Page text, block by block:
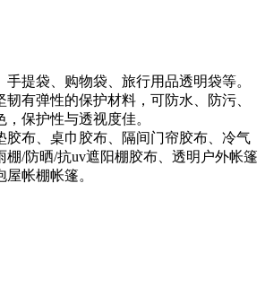
手提袋、购物袋、旅行用品透明袋等。
韧有弹性的保护材料，可防水、防污、
保护性与透视度佳。
胶布、桌巾胶布、隔间门帘胶布、冷气
棚/防晒/抗uv遮阳棚胶布、透明户外帐篷
帐棚帐篷。